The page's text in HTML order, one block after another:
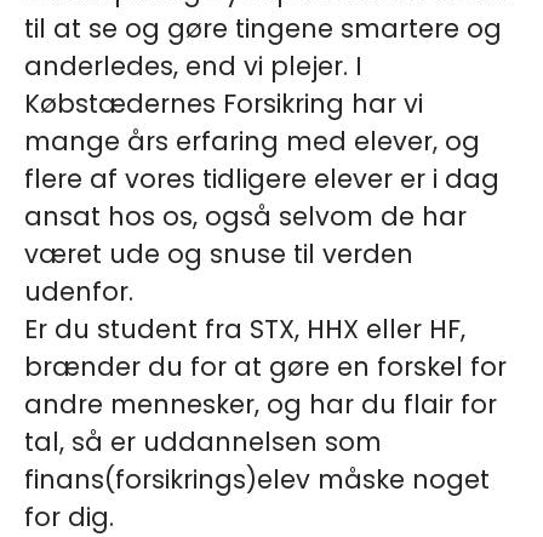
til at se og gøre tingene smartere og
anderledes, end vi plejer. I
Købstædernes Forsikring har vi
mange års erfaring med elever, og
flere af vores tidligere elever er i dag
ansat hos os, også selvom de har
været ude og snuse til verden
udenfor.
Er du student fra STX, HHX eller HF,
brænder du for at gøre en forskel for
andre mennesker, og har du flair for
tal, så er uddannelsen som
finans(forsikrings)elev måske noget
for dig.